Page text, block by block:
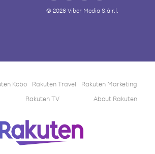
© 2026Viber Media S.à r.l.
Kobo Rakuten Travel
Rakuten Marketing
Rakuten TV About Rakuten